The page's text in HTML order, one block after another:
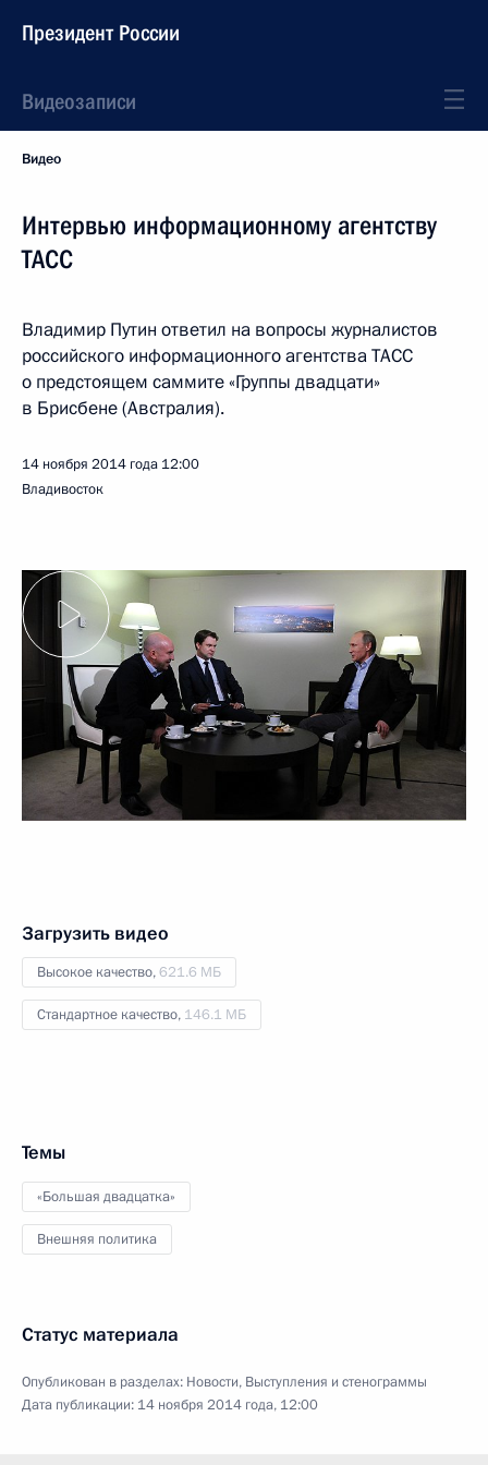
Президент России
Видеозаписи
Видео
Интервью информационному агентству
ТАСС
Владимир Путин ответил на вопросы журналистов
российского информационного агентства ТАСС
о предстоящем саммите «Группы двадцати»
в Брисбене (Австралия).
14 ноября 2014 года 12:00
Владивосток
Загрузить видео
Высокое качество,621.6 МБ
Стандартное качество, 146.1 МБ
Темы
«Большая двадцатка»
Внешняя политика
Статус материала
Опубликован в разделах: Новости, Выступления и стенограммы
Дата публикации: 14 ноября 2014 года, 12:00